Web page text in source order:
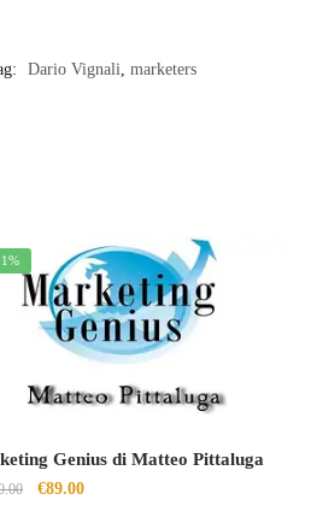
Dario Vignali marketers
Genius di Matteo Pittaluga
Il
€89.00Il